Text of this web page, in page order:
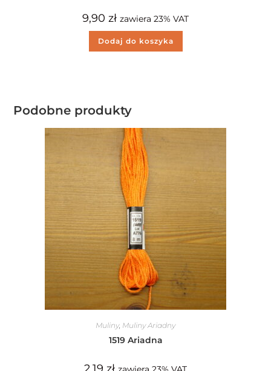
9,90 zł zawiera 23% VAT
Dodaj do koszyka
Podobne produkty
Muliny, Muliny Ariadny
1519 Ariadna